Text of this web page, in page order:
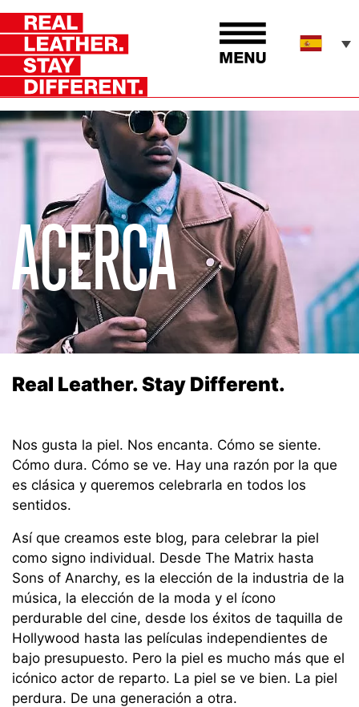
ACERCA
Real Leather. Stay Different.
Nos gusta la piel. Nos encanta. Cómo se siente.
Cómo dura. Cómo se ve. Hay una razón por la que
es clásica y queremos celebrarla en todos los
sentidos.
Así que creamos este blog, para celebrar la piel
como signo individual. Desde The Matrix hasta
Sons of Anarchy, es la elección de la industria de la
música, la elección de la moda y el ícono
perdurable del cine, desde los éxitos de taquilla de
Hollywood hasta las películas independientes de
bajo presupuesto. Pero la piel es mucho más que el
icónico actor de reparto. La piel se ve bien. La piel
perdura. De una generación a otra.